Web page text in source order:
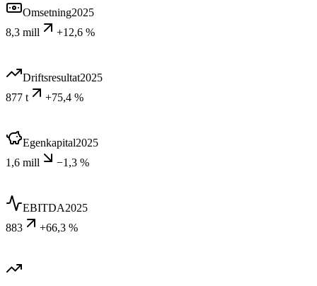
Omsetning2025
8,3 mill
+12,6 %
Driftsresultat2025
877 t
+75,4 %
Egenkapital2025
1,6 mill
−1,3 %
EBITDA2025
883
+66,3 %